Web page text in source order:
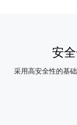
安
采用高安全性的基